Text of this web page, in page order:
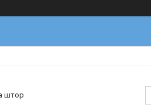
штор